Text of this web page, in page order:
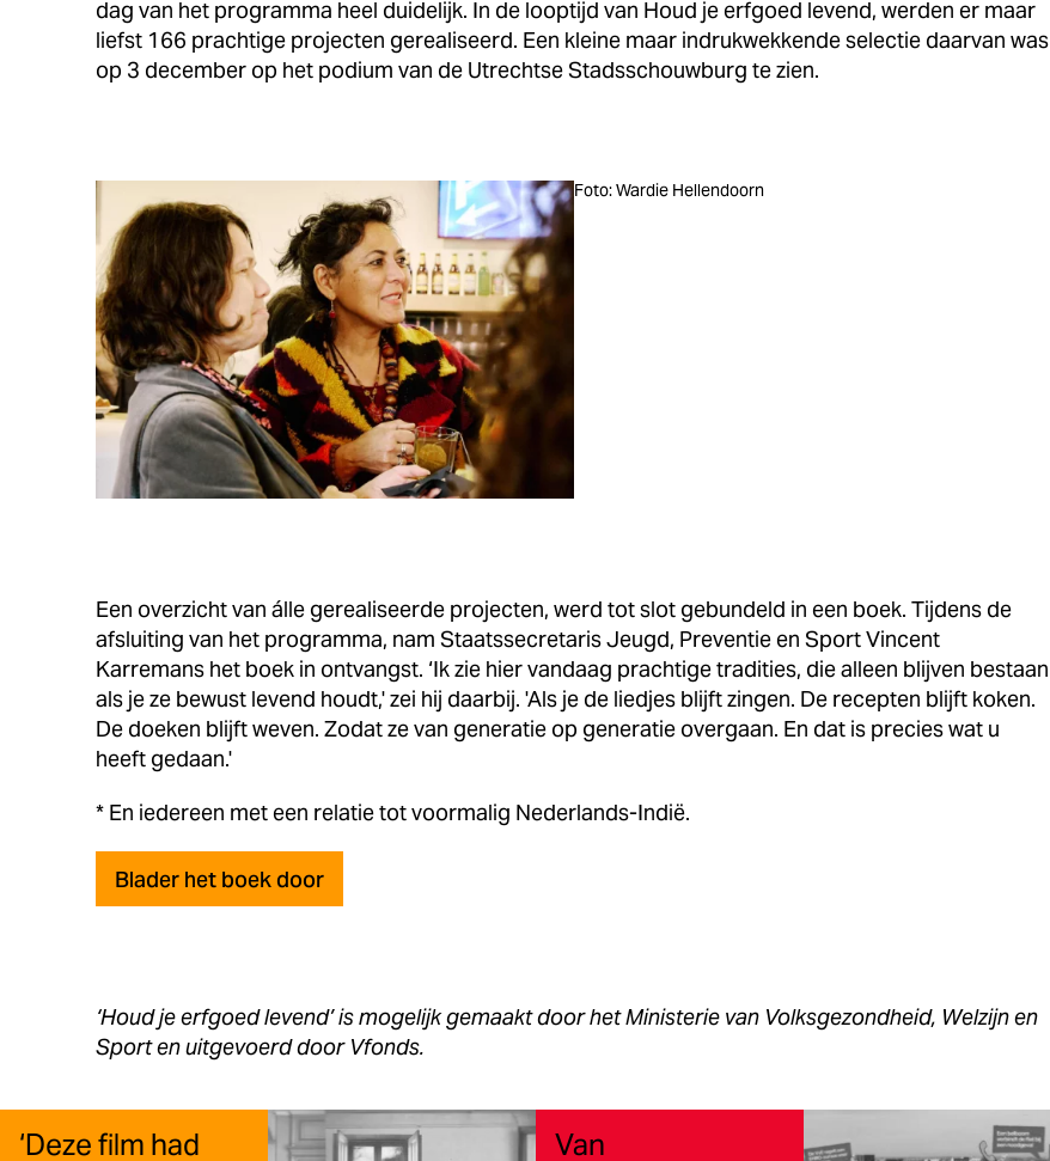
dag van het programma heel duidelijk. In de looptijd van Houd je erfgoed levend, werden er maar
liefst 166 prachtige projecten gerealiseerd. Een kleine maar indrukwekkende selectie daarvan was
op 3 december op het podium van de Utrechtse Stadsschouwburg te zien.
Foto: Wardie Hellendoorn
Een overzicht van álle gerealiseerde projecten, werd tot slot gebundeld in een boek. Tijdens de
afsluiting van het programma, nam Staatssecretaris Jeugd, Preventie en Sport Vincent
Karremans het boek in ontvangst. ‘Ik zie hier vandaag prachtige tradities, die alleen blijven bestaan
als je ze bewust levend houdt,' zei hij daarbij. 'Als je de liedjes blijft zingen. De recepten blijft koken.
De doeken blijft weven. Zodat ze van generatie op generatie overgaan. En dat is precies wat u
heeft gedaan.'
* En iedereen met een relatie tot voormalig Nederlands-Indië.
Blader het boek door
‘Houd je erfgoed levend’ is mogelijk gemaakt door het Ministerie van Volksgezondheid, Welzijn en
Sport en uitgevoerd door Vfonds.
‘Deze film had
Van